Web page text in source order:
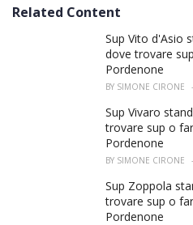
e
Related Content
Sup Vito d'Asio
dove trovare
Pordenone
BY SIMONE CIRONE
Sup Vivaro
trovare sup o
Pordenone
BY SIMONE CIRONE
Sup Zoppola
trovare sup o
Pordenone